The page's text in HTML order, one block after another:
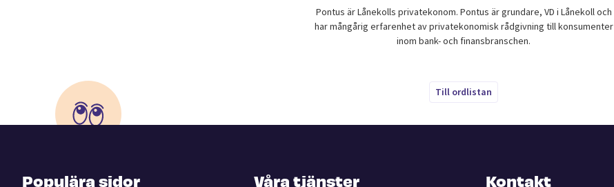
Pontus är Lånekolls privatekonom. Pontus är grundare, VD i Lånekoll och
har mångårig erfarenhet av privatekonomisk rådgivning till konsumenter
inom bank- och finansbranschen.
Till ordlistan
Populära sidor Våra tjänster Kontakt